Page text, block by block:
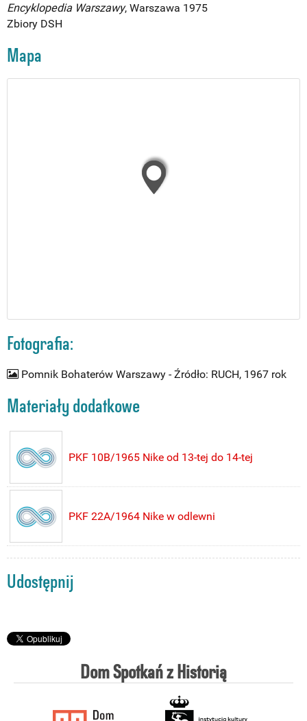
Encyklopedia Warszawy, Warszawa 1975
Zbiory DSH
Mapa
Fotografia:
Pomnik Bohaterów Warszawy - Źródło: RUCH, 1967 rok
Materiały dodatkowe
PKF 10B/1965 Nike od 13-tej do 14-tej
PKF 22A/1964 Nike w odlewni
Udostępnij
Dom Spotkań z Historią